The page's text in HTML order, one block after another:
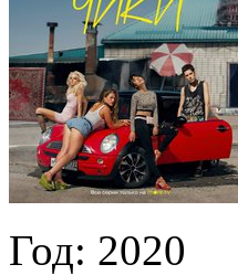
Год: 2020